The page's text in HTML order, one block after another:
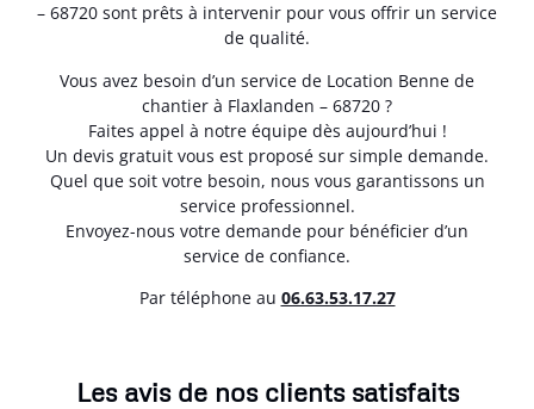
– 68720 sont prêts à intervenir pour vous offrir un service
de qualité.
Vous avez besoin d’un service de Location Benne de
chantier à Flaxlanden – 68720 ?
Faites appel à notre équipe dès aujourd’hui !
Un devis gratuit vous est proposé sur simple demande.
Quel que soit votre besoin, nous vous garantissons un
service professionnel.
Envoyez-nous votre demande pour bénéficier d’un
service de confiance.
Par téléphone au 06.63.53.17.27
Les avis de nos clients satisfaits